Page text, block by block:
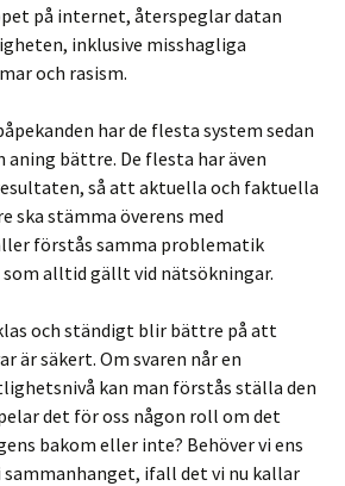
på internet, återspeglar datan
inklusive misshagliga
och rasism.
har de flesta system sedan
aning bättre. De flesta har även
så att aktuella och faktuella
ska stämma överens med
förstås samma problematik
alltid gällt vid nätsökningar.
och ständigt blir bättre på att
är säkert. Om svaren når en
kan man förstås ställa den
det för oss någon roll om det
bakom eller inte? Behöver vi ens
ifall det vi nu kallar